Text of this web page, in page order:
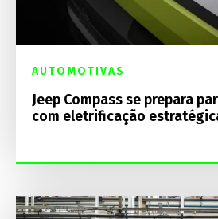
AUTOMOTIVAS
Jeep Compass se prepara
com eletrificação